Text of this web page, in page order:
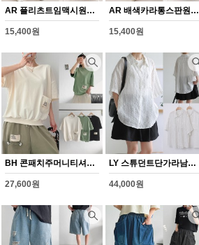
AR 플리츠트임맥시원피스(Y359H608)
15,400원
AR 배색카라통스판원피스(Y360H608)
15,400원
BH 콘패치주머니티셔츠(Y351H608)
27,600원
LY 스튜던트단가라남방(Y345H608)
44,000원